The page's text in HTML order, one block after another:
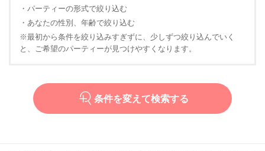
・パーティーの形式で絞り込む
・あなたの性別、年齢で絞り込む
※最初から条件を絞り込みすぎずに、少しずつ絞り込んでいく
と、ご希望のパーティーが見つけやすくなります。
条件を変えて検索する